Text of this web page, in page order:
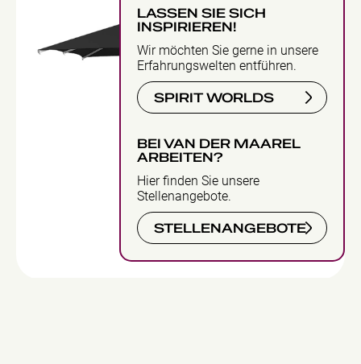
LASSEN SIE SICH
INSPIRIEREN!
Wir möchten Sie gerne in unsere
Erfahrungswelten entführen.
SPIRIT WORLDS
BEI VAN DER MAAREL
ARBEITEN?
Hier finden Sie unsere
Stellenangebote.
STELLENANGEBOTE